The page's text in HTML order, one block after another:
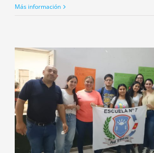
Más información